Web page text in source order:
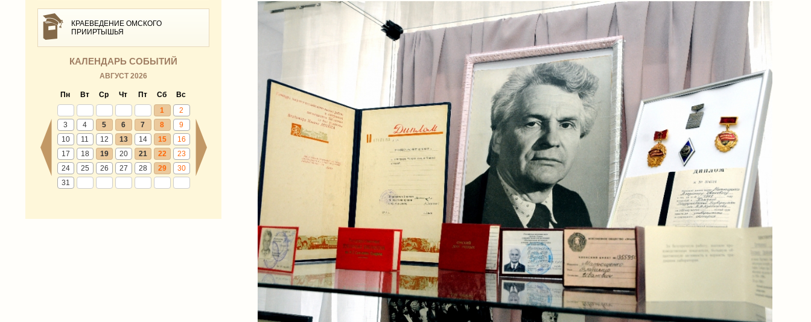
КРАЕВЕДЕНИЕ ОМСКОГО
ПРИИРТЫШЬЯ
КАЛЕНДАРЬ СОБЫТИЙ
АВГУСТ 2026
Пн Вт Ср Чт Пт Сб
Вс
1
2
3
4 5 6 7 8
9
10
11 12 13 14 15
16
17
18 19 20 21 22
23
24
25 26 27 28 29
30
31